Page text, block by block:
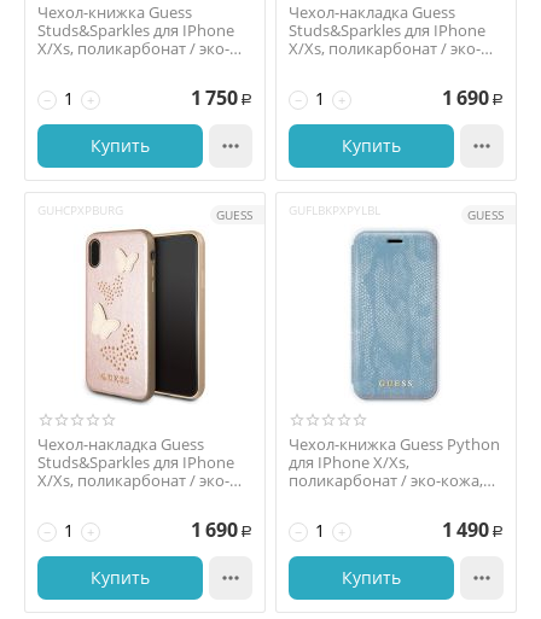
Чехол-книжка Guess
Studs&Sparkles для IPhone
X/Xs, поликарбонат / эко-
+
− 1 750 Р
Купить 
Чехол-накладка Guess
Studs&Sparkles для IPhone
X/Xs, поликарбонат / эко-
+
− 1 690 Р
Купить 
GUHCPXPBURG GUESS
Чехол-накладка Guess
Studs&Sparkles для IPhone
X/Xs, поликарбонат / эко-
+
− 1 690 Р
Купить 
GUFLBKPXPYLBL GUESS
Чехол-книжка Guess Python
для IPhone X/Xs,
поликарбонат / эко-кожа,
+
− 1 490 Р
Купить 